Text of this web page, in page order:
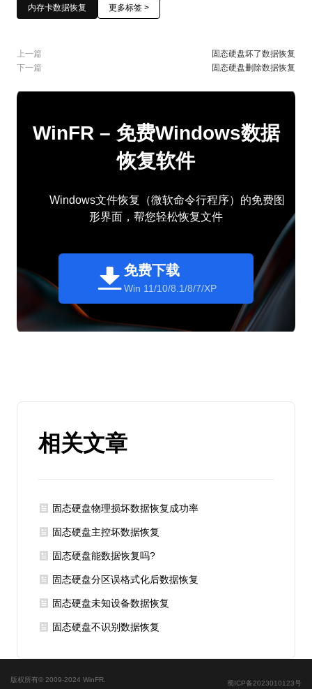
内存卡数据恢复 更多标签 >
上一篇
固态硬盘坏了数据恢复
下一篇
固态硬盘删除数据恢复
WinFR – 免费Windows数据
恢复软件
Windows文件恢复（微软命令行程序）的免费图
形界面，帮您轻松恢复文件
免费下载
Win 11/10/8.1/8/7/XP
相关文章
固态硬盘物理损坏数据恢复成功率
固态硬盘主控坏数据恢复
固态硬盘能数据恢复吗?
固态硬盘分区误格式化后数据恢复
固态硬盘未知设备数据恢复
固态硬盘不识别数据恢复
版权所有© 2009-2024 WinFR. 蜀ICP备2023010123号